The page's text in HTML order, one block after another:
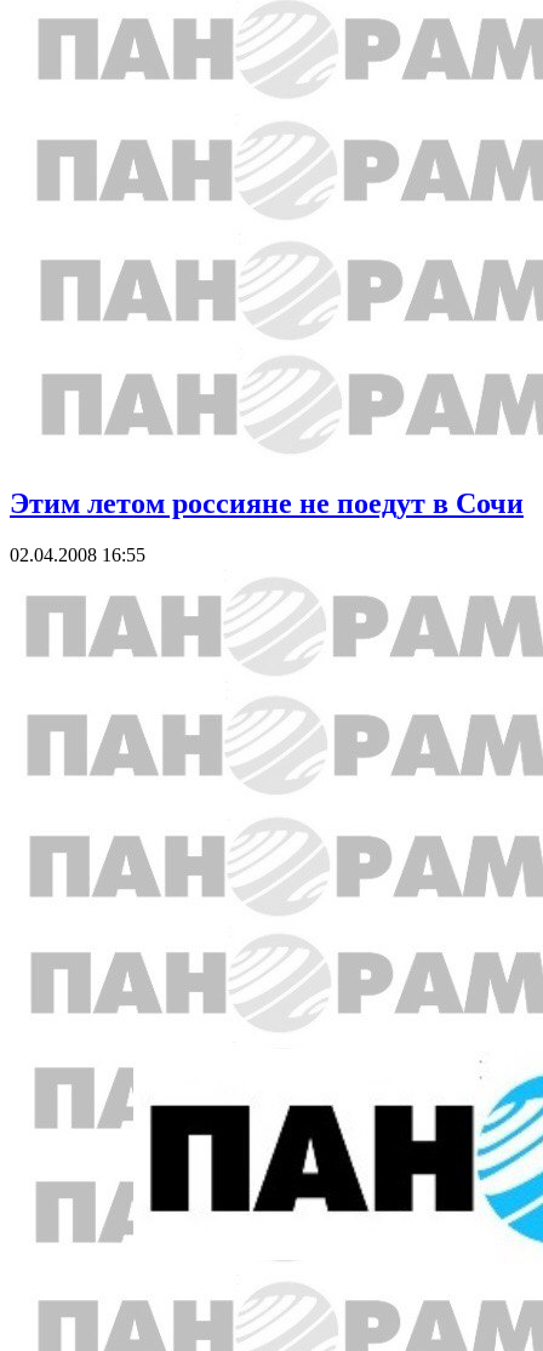
Этим летом россияне не поедут в Сочи
02.04.2008 16:55